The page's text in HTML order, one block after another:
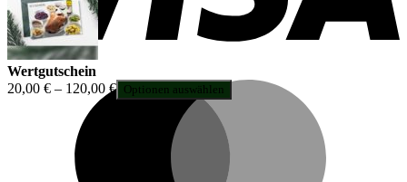
Wertgutschein
20,00 € – 120,00 €Preisspanne:
20,00 €
Optionen auswählen